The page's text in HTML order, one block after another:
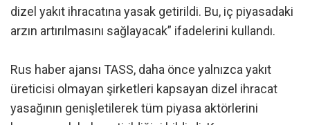
dizel yakıt ihracatına yasak getirildi. Bu, iç piyasadaki
arzın artırılmasını sağlayacak” ifadelerini kullandı.
Rus haber ajansı TASS, daha önce yalnızca yakıt
üreticisi olmayan şirketleri kapsayan dizel ihracat
yasağının genişletilerek tüm piyasa aktörlerini